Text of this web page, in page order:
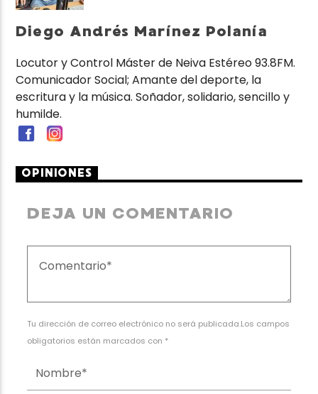
Diego Andrés Marínez Polanía
Locutor y Control Máster de Neiva Estéreo 93.8FM.
Comunicador Social; Amante del deporte, la
escritura y la música. Soñador, solidario, sencillo y
humilde.
OPINIONES
DEJA UN COMENTARIO
Tu dirección de correo electrónico no será publicada.Los campos
obligatorios están marcados con *